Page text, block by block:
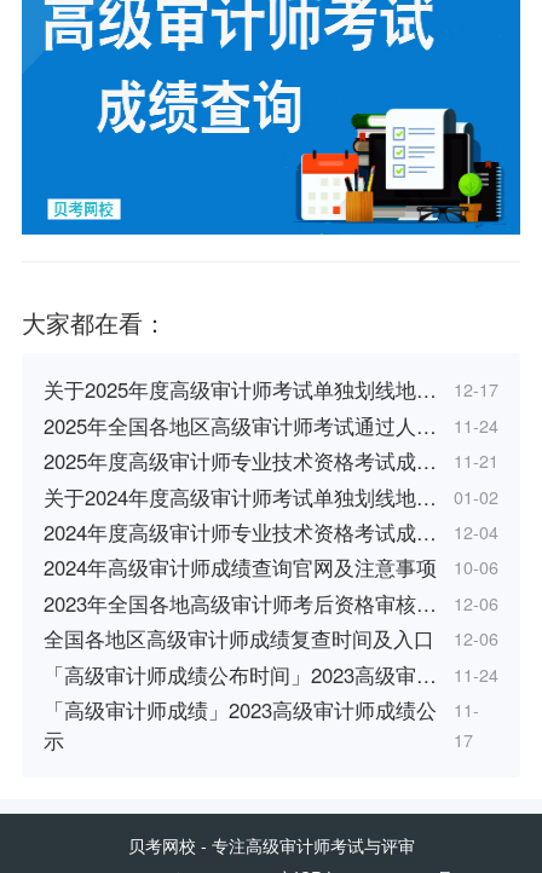
大家都在看：
关于2025年度高级审计师考试单独划线地… 12-17
2025年全国各地区高级审计师考试通过人… 11-24
2025年度高级审计师专业技术资格考试成… 11-21
关于2024年度高级审计师考试单独划线地… 01-02
2024年度高级审计师专业技术资格考试成… 12-04
2024年高级审计师成绩查询官网及注意事项 10-06
2023年全国各地高级审计师考后资格审核… 12-06
全国各地区高级审计师成绩复查时间及入口 12-06
「高级审计师成绩公布时间」2023高级审… 11-24
「高级审计师成绩」2023高级审计师成绩公
示
11-
17
贝考网校 - 专注高级审计师考试与评审